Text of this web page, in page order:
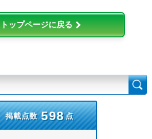
トップページに戻る
掲載点数 598点